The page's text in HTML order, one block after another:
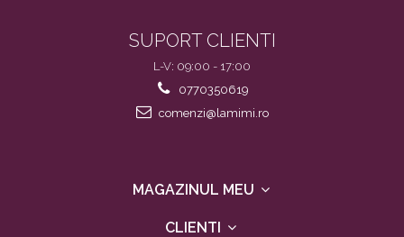
SUPORT CLIENTI
L-V: 09:00 - 17:00
0770350619
comenzi@lamimi.ro
MAGAZINUL MEU
CLIENTI